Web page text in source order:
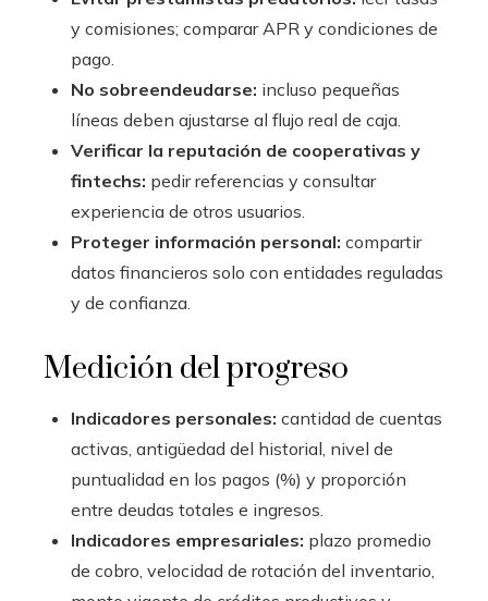
y comisiones; comparar APR y condiciones de
pago.
No sobreendeudarse: incluso pequeñas
líneas deben ajustarse al flujo real de caja.
Verificar la reputación de cooperativas y
fintechs: pedir referencias y consultar
experiencia de otros usuarios.
Proteger información personal: compartir
datos financieros solo con entidades reguladas
y de confianza.
Medición del progreso
Indicadores personales: cantidad de cuentas
activas, antigüedad del historial, nivel de
puntualidad en los pagos (%) y proporción
entre deudas totales e ingresos.
Indicadores empresariales: plazo promedio
de cobro, velocidad de rotación del inventario,